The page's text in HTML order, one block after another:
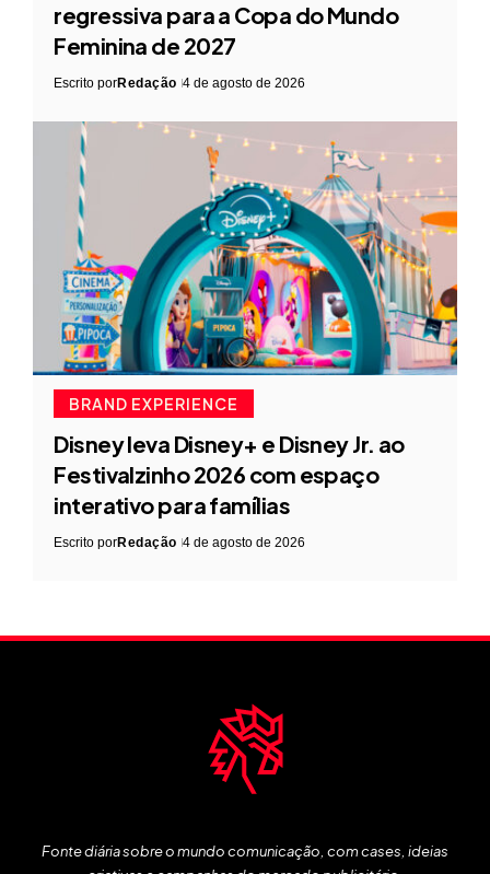
regressiva para a Copa do Mundo
Feminina de 2027
Escrito porRedação 4 de agosto de 2026
BRAND EXPERIENCE
Disney leva Disney+ e Disney Jr. ao
Festivalzinho 2026 com espaço
interativo para famílias
Escrito porRedação 4 de agosto de 2026
Fonte diária sobre o mundo comunicação, com cases, ideias